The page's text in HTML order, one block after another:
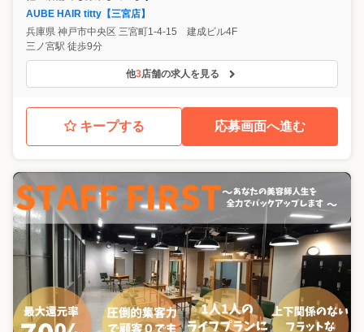
AUBE HAIR titty【三宮店】
兵庫県 神戸市中央区 三宮町1-4-15 建成ビル4F
三ノ宮駅 徒歩9分
他3店舗の求人を見る
キープする 応募画面へ進む